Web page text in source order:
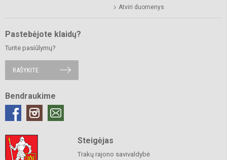
Atviri duomenys
Pastebėjote klaidų?
Turite pasiūlymų?
RAŠYKITE
Bendraukime
Steigėjas
Trakų rajono savivaldybė